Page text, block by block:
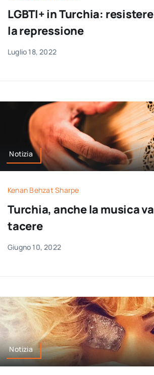
LGBTI+ in Turchia:
la repressione
Luglio 18, 2022
Notizia
Kenan Behzat Sharpe
Turchia, anche la musica
tacere
Giugno 10, 2022
Notizia